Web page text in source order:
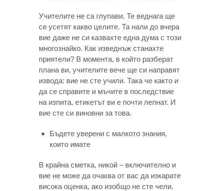
Учителите не са глупави. Те веднага ще
се усетят какво целите. Та нали до вчера
вие даже не си казвахте една дума с този
многознайко. Как изведнъж станахте
приятели? В момента, в който разберат
плана ви, учителите вече ще си направят
извода: вие не сте учили. Така че както и
да се справите и мъчите в последствие
на изпита, етикетът ви е почти лепнат. И
вие сте си виновни за това.
Бъдете уверени с малкото знания,
които имате
В крайна сметка, никой – включително и
вие не може да очаква от вас да изкарате
висока оценка, ако изобщо не сте чели.